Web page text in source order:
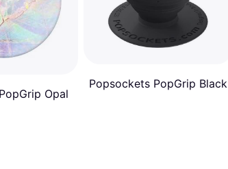
Opal
Popsockets PopGrip Black